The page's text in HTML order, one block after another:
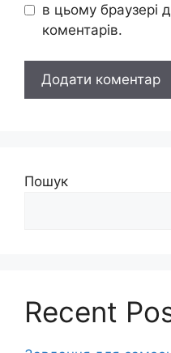
в цьому браузері
коментарів.
Пошук
Recent